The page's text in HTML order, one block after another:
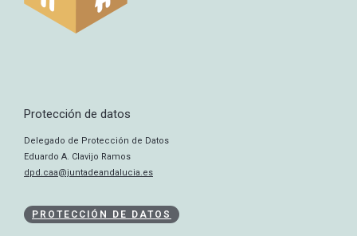
Protección de datos
Delegado de Protección de Datos
Eduardo A. Clavijo Ramos
dpd.caa@juntadeandalucia.es
PROTECCIÓN DE DATOS